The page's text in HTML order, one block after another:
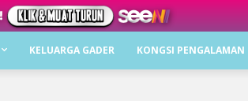
KELUARGA GADER KONGSI PENGALAMAN